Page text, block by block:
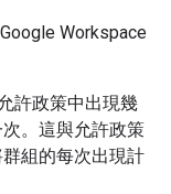
Workspace
許政策中出現幾
。這與允許政策
組的每次出現計